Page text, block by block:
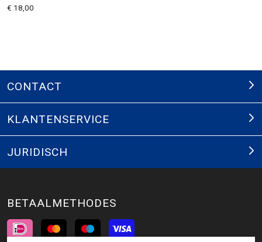
€ 18,00
CONTACT
KLANTENSERVICE
JURIDISCH
BETAALMETHODES